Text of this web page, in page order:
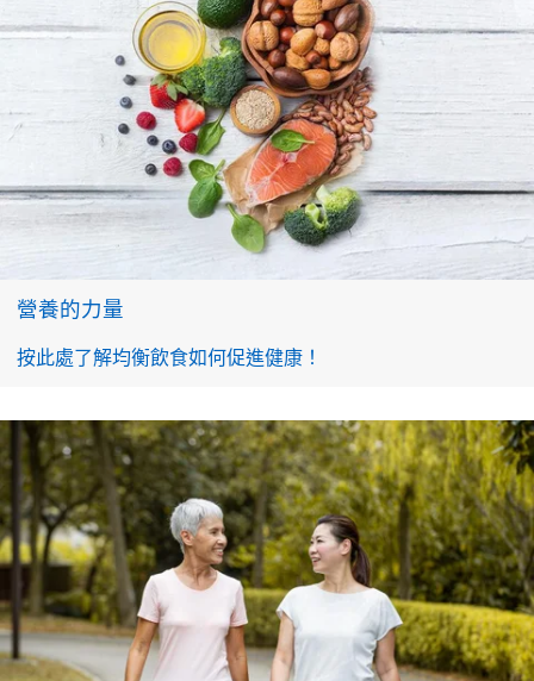
營養的力量
按此處了解均衡飲食如何促進健康！